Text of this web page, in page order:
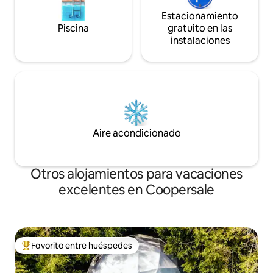
Piscina
Estacionamiento
gratuito en las
instalaciones
Aire acondicionado
Otros alojamientos para vacaciones
excelentes en Coopersale
Favorito entre huéspedes preferido
Favorito entre huéspedes